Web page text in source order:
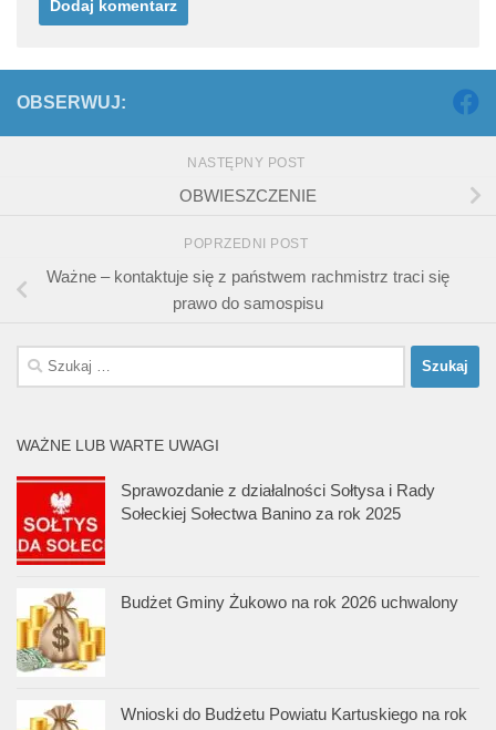
OBSERWUJ:
NASTĘPNY POST
OBWIESZCZENIE
POPRZEDNI POST
Ważne – kontaktuje się z państwem rachmistrz traci się
prawo do samospisu
Szukaj:
WAŻNE LUB WARTE UWAGI
Sprawozdanie z działalności Sołtysa i Rady
Sołeckiej Sołectwa Banino za rok 2025
Budżet Gminy Żukowo na rok 2026 uchwalony
Wnioski do Budżetu Powiatu Kartuskiego na rok